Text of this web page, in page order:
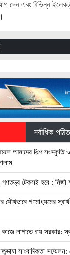
দেন এবং বিভিন্ন
সর্বাধিক পঠিত
আমাদের শিল্প সংস্কৃতি
টেকসই হবে :
যৌথভাবে গণমাধ্যমের
লাগাতে চায় সরকার:
সাংবাদিকতা সম্মেলন: